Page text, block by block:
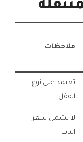
ملاحظات
تعتمد على نوع
القفل
لا يشمل سعر
الباب